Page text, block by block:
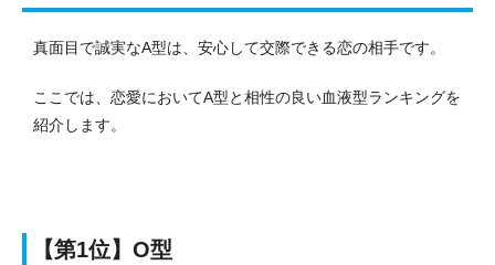
真面目で誠実なA型は、安心して交際できる恋の相手です。
ここでは、恋愛においてA型と相性の良い血液型ランキングを
紹介します。
【第1位】O型